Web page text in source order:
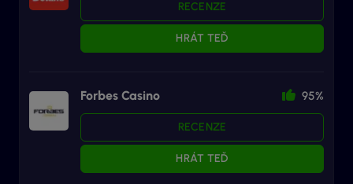
RECENZE
HRÁT TEĎ
Forbes Casino 95%
RECENZE
HRÁT TEĎ